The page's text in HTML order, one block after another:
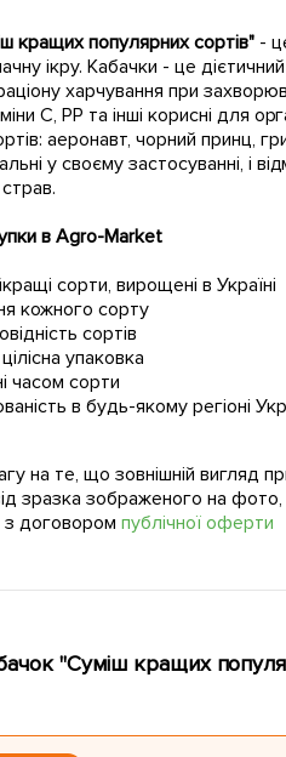
кращих популярних сортів"-
ікру. Кабачки - це
харчування при
С, РР та інші корисні для
аеронавт, чорний принц,
у своєму застосуванні, і
в Agro-Market
сорти, вирощені в Україні
кожного сорту
сортів
упаковка
часом сорти
в будь-якому регіоні
на те, що зовнішній вигляд
зразка зображеного на
з договором публічної оферти
"Суміш кращих